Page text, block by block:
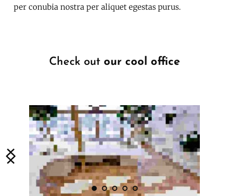
per conubia nostra per aliquet egestas purus.
Check out our cool office